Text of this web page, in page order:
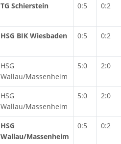
TG Schierstein 0:5 0:2
HSG BIK Wiesbaden 0:5 0:2
HSG
Wallau/Massenheim
5:0 2:0
HSG
Wallau/Massenheim
5:0 2:0
HSG
Wallau/Massenheim
0:5 0:2